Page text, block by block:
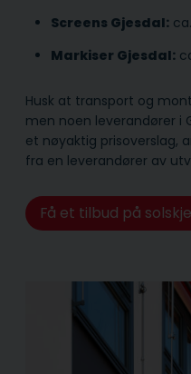
Screens Gjesdal:
Markiser Gjesdal:
Husk at transport og
men noen leverandører i
et nøyaktig prisoverslag,
fra en leverandører av
Få et tilbud på